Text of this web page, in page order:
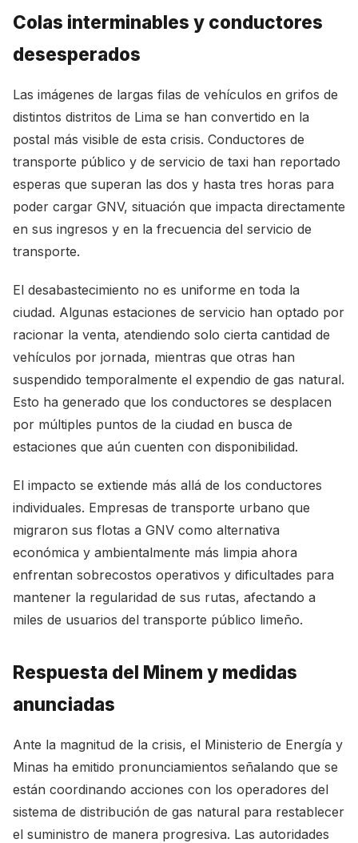
Colas interminables y conductores
desesperados
Las imágenes de largas filas de vehículos en grifos de
distintos distritos de Lima se han convertido en la
postal más visible de esta crisis. Conductores de
transporte público y de servicio de taxi han reportado
esperas que superan las dos y hasta tres horas para
poder cargar GNV, situación que impacta directamente
en sus ingresos y en la frecuencia del servicio de
transporte.
El desabastecimiento no es uniforme en toda la
ciudad. Algunas estaciones de servicio han optado por
racionar la venta, atendiendo solo cierta cantidad de
vehículos por jornada, mientras que otras han
suspendido temporalmente el expendio de gas natural.
Esto ha generado que los conductores se desplacen
por múltiples puntos de la ciudad en busca de
estaciones que aún cuenten con disponibilidad.
El impacto se extiende más allá de los conductores
individuales. Empresas de transporte urbano que
migraron sus flotas a GNV como alternativa
económica y ambientalmente más limpia ahora
enfrentan sobrecostos operativos y dificultades para
mantener la regularidad de sus rutas, afectando a
miles de usuarios del transporte público limeño.
Respuesta del Minem y medidas
anunciadas
Ante la magnitud de la crisis, el Ministerio de Energía y
Minas ha emitido pronunciamientos señalando que se
están coordinando acciones con los operadores del
sistema de distribución de gas natural para restablecer
el suministro de manera progresiva. Las autoridades